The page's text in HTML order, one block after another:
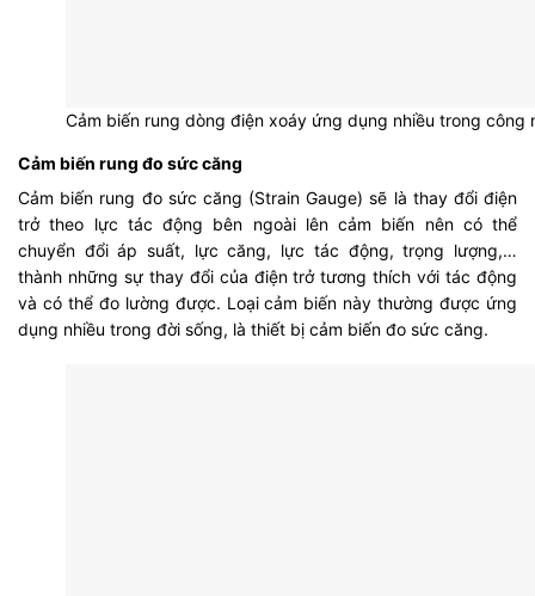
Cảm biến rung dòng điện xoáy ứng dụng nhiều trong công
Cảm biến rung đo sức căng
Cảm biến rung đo sức căng (Strain Gauge) sẽ là thay đổi điện
trở theo lực tác động bên ngoài lên cảm biến nên có thể
chuyển đổi áp suất, lực căng, lực tác động, trọng lượng,…
thành những sự thay đổi của điện trở tương thích với tác động
và có thể đo lường được. Loại cảm biến này thường được ứng
dụng nhiều trong đời sống, là thiết bị cảm biến đo sức căng.